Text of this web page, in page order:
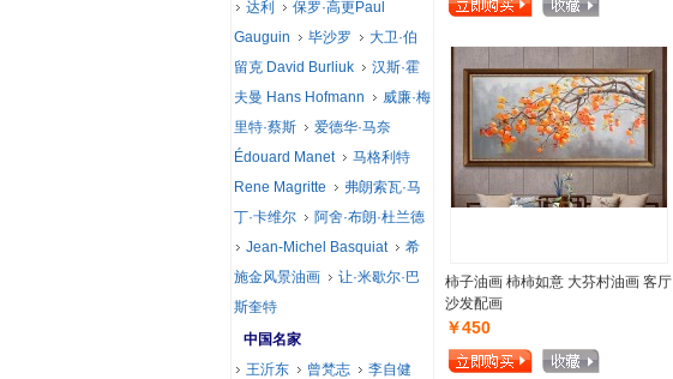
柿子油画 柿柿如意 大芬村油画 客厅
沙发配画
￥450
达利
保罗·高更Paul
Gauguin
毕沙罗
大卫·伯
留克 David Burliuk
汉斯·霍
夫曼 Hans Hofmann
威廉·梅
里特·蔡斯
爱德华·马奈
Édouard Manet
马格利特
Rene Magritte
弗朗索瓦·马
丁·卡维尔
阿舍·布朗·杜兰德
Jean-Michel Basquiat
希
施金风景油画
让·米歇尔·巴
斯奎特
中国名家
王沂东
曾梵志
李自健